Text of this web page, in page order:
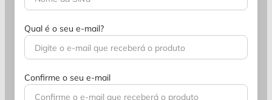
Qual é o seu e-mail?
Confirme o seu e-mail